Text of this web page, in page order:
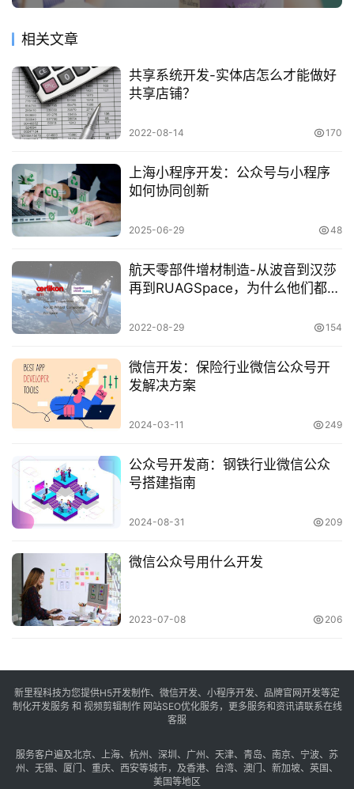
相关文章
共享系统开发-实体店怎么才能做好
共享店铺？
2022-08-14 170
上海小程序开发：公众号与小程序
如何协同创新
2025-06-29 48
航天零部件增材制造-从波音到汉莎
再到RUAGSpace，为什么他们都选
2022-08-29 154
微信开发：保险行业微信公众号开
发解决方案
2024-03-11 249
公众号开发商：钢铁行业微信公众
号搭建指南
2024-08-31 209
微信公众号用什么开发
2023-07-08 206
新里程科技为您提供H5开发制作、微信开发、小程序开发、品牌官网开发等定
制化开发服务 和 视频剪辑制作 网站SEO优化服务，更多服务和资讯请联系在线
客服
服务客户遍及北京、 上海、 杭州 、 深圳 、 广州 、 天津、 青岛、 南京、 宁波、 苏
州 、 无锡、 厦门 、 重庆、 西安等城市，及香港、 台湾、 澳门 、 新加坡、 英国 、
美国等地区